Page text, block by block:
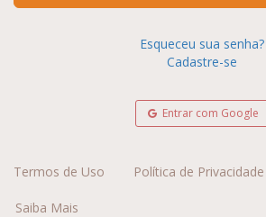
Esqueceu sua senha?
Cadastre-se
Entrar com Google
Termos de Uso Política de Privacidade
Saiba Mais